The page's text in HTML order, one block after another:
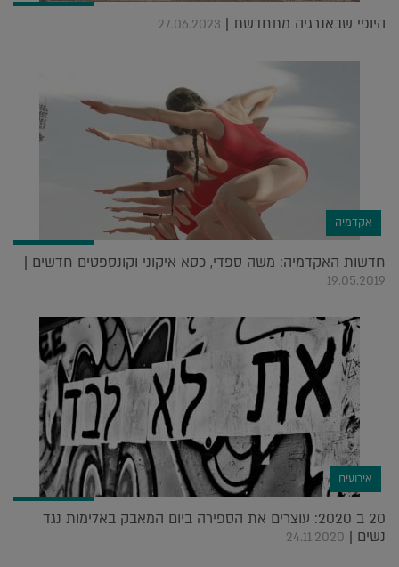
היופי שבאנרגיה מתחדשת | 27.06.2023
אקדמיה
חדשות האקדמיה: משה ספדי, כסא איקוני וקונספטים חדשים |
19.05.2019
אירועים
20 ב 2020: עוצרים את הספירה ביום המאבק באלימות נגד
נשים | 24.11.2020